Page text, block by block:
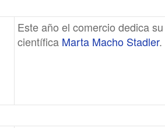
Este año el comercio dedica
científica Marta Macho Stadler.